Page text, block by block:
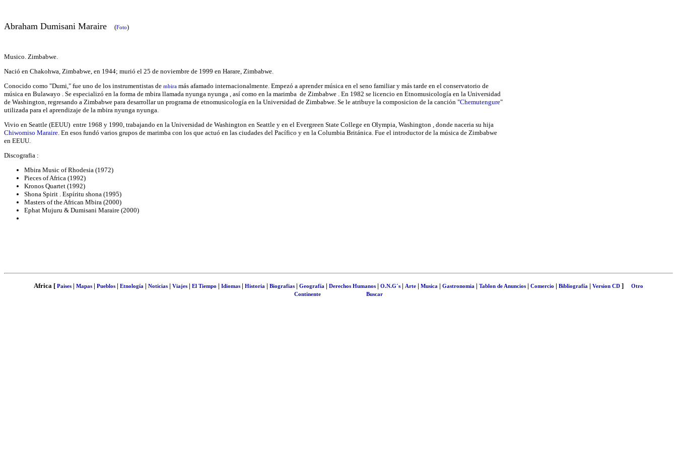
Abraham Dumisani Maraire (Foto)
Musico. Zimbabwe.
Nació en Chakohwa, Zimbabwe, en 1944; murió el 25 de noviembre de 1999 en Harare, Zimbabwe.
Conocido como "Dumi," fue uno de los instrumentistas de mbira más afamado internacionalmente. Empezó a aprender música en el seno familiar y más tarde en el conservatorio de
música en Bulawayo . Se especializó en la forma de mbira llamada nyunga nyunga , así como en la marimba de Zimbabwe . En 1982 se licencio en Etnomusicología en la Universidad
de Washington, regresando a Zimbabwe para desarrollar un programa de etnomusicología en la Universidad de Zimbabwe. Se le atribuye la composicion de la canción "Chemutengure"
utilizada para el aprendizaje de la mbira nyunga nyunga.
Vivio en Seattle (EEUU) entre 1968 y 1990, trabajando en la Universidad de Washington en Seattle y en el Evergreen State College en Olympia, Washington , donde naceria su hija
Chiwomiso Maraire. En esos fundó varios grupos de marimba con los que actuó en las ciudades del Pacífico y en la Columbia Británica. Fue el introductor de la música de Zimbabwe
en EEUU.
Discografia :
Mbira Music of Rhodesia (1972)
Pieces of Africa (1992)
Kronos Quartet (1992)
Shona Spirit . Espíritu shona (1995)
Masters of the African Mbira (2000)
Ephat Mujuru & Dumisani Maraire (2000)
Africa [ Paises | Mapas | Pueblos | Etnología | Noticias | Viajes | El Tiempo | Idiomas | Historia | Biografias | Geografía | Derechos Humanos | O.N.G´s | Arte | Musica | Gastronomia | Tablon de Anuncios | Comercio | Bibliografía | Version CD ]
Otro
Continente
Buscar